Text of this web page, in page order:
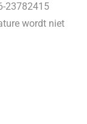
23782415
wordt niet